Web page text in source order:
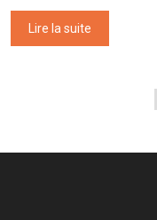
Lire la suite